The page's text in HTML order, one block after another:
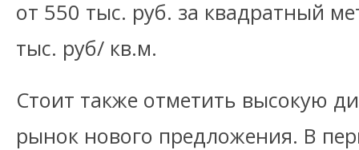
от 550 тыс. руб. за квадратный
тыс. руб/ кв.м.
Стоит также отметить высокую
рынок нового предложения. В